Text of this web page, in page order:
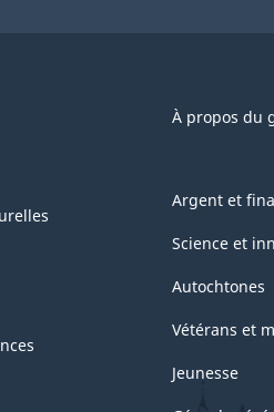
À propos du
Argent et
Science et
Autochtones
Vétérans et
Jeunesse